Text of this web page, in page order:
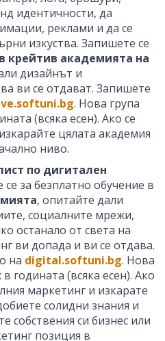
идентичности, да
реклами и да се
изкуства. Запишете се
крейтив академията на
дизайнът и
ви се отдават. Запишете
. Нова група
(всяка есен). Ако се
цялата академия
ниво.
по дигитален
се за безплатно обучение в
, опитайте дали
социалните мрежи,
останало от света на
ви допада и ви се отдава.
на digital.softuni.bg. Нова
годината (всяка есен). Ако
маркетинг и изкарате
солидни знания и
собствения си бизнес или
позиция в